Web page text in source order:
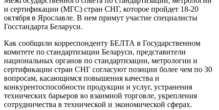
и сертификации (МГС) стран СНГ, которое пройдет 18-20
октября в Ярославле. В нем примут участие специалисты
Госстандарта Беларуси.
Как сообщили корреспонденту БЕЛТА в Государственном
комитете по стандартизации Беларуси, представители
национальных органов по стандартизации, метрологии и
сертификации стран СНГ согласуют позиции более чем по 30
вопросам, касающимся повышения качества и
конкурентоспособности продукции и услуг, устранения
технических барьеров во взаимной торговле, укрепления
сотрудничества в технической и экономической сферах.